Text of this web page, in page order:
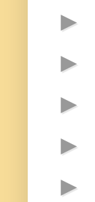
►
►
►
►
►